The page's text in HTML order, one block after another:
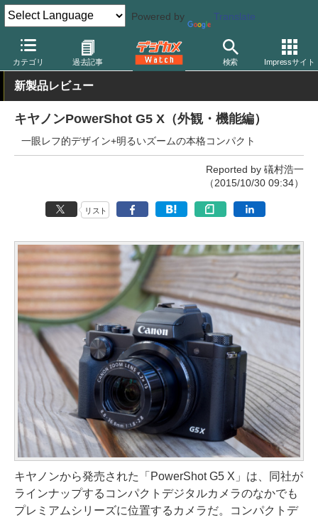
Powered by Translate
カテゴリ 過去記事 検索 Impressサイト
デジカメ Watch カメラ レンズ一体型（コンパクト）カメラ キ
新製品レビュー
キヤノンPowerShot G5 X（外観・機能編）
一眼レフ的デザイン+明るいズームの本格コンパクト
Reported by 礒村浩一
（2015/10/30 09:34）
リスト
キヤノンから発売された「PowerShot G5 X」は、同社が
ラインナップするコンパクトデジタルカメラのなかでも
プレミアムシリーズに位置するカメラだ。コンパクトデ